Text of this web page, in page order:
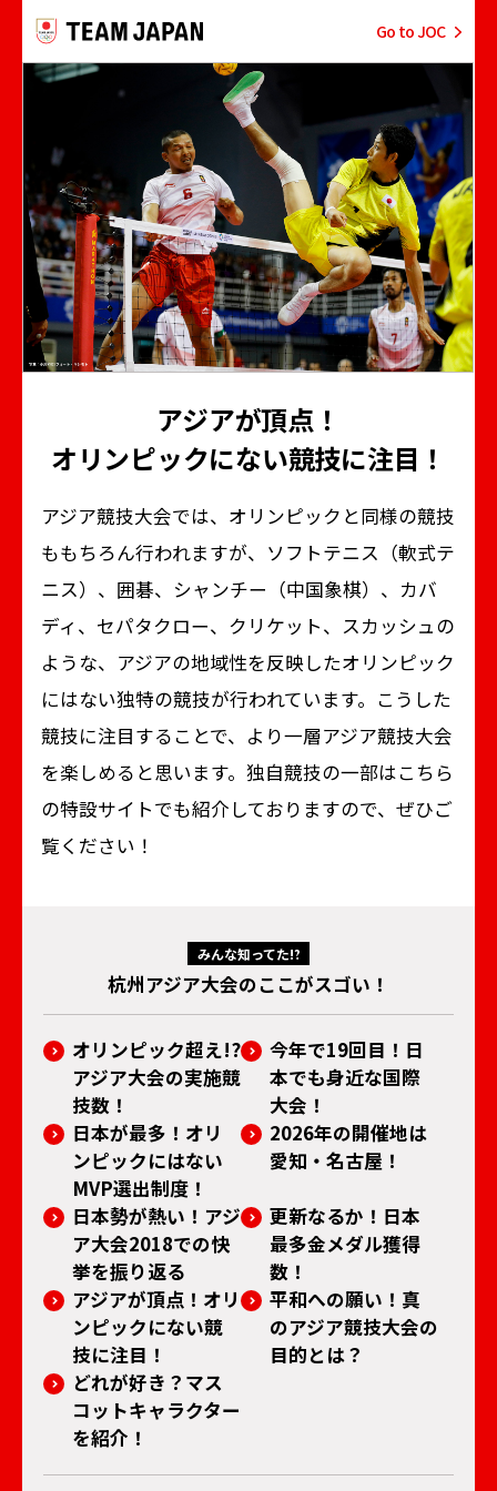
Go to JOC
アジアが頂点！
オリンピックにない競技に注目！
アジア競技大会では、オリンピックと同様の競技
ももちろん行われますが、ソフトテニス（軟式テ
ニス）、囲碁、シャンチー（中国象棋）、カバ
ディ、セパタクロー、クリケット、スカッシュの
ような、アジアの地域性を反映したオリンピック
にはない独特の競技が行われています。こうした
競技に注目することで、より一層アジア競技大会
を楽しめると思います。独自競技の一部はこちら
の特設サイトでも紹介しておりますので、ぜひご
覧ください！
みんな知ってた⁉
杭州アジア大会のここがスゴい！
オリンピック超え!?
アジア大会の実施競
技数！
今年で19回目！日
本でも身近な国際
大会！
日本が最多！オリ
ンピックにはない
MVP選出制度！
2026年の開催地は
愛知・名古屋！
日本勢が熱い！アジ
ア大会2018での快
挙を振り返る
更新なるか！日本
最多金メダル獲得
数！
アジアが頂点！オリ
ンピックにない競
技に注目！
平和への願い！真
のアジア競技大会の
目的とは？
どれが好き？マス
コットキャラクター
を紹介！